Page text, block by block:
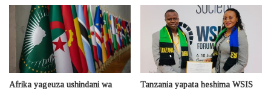
Afrika yageuza ushindani wa
Tanzania yapata heshima WSIS